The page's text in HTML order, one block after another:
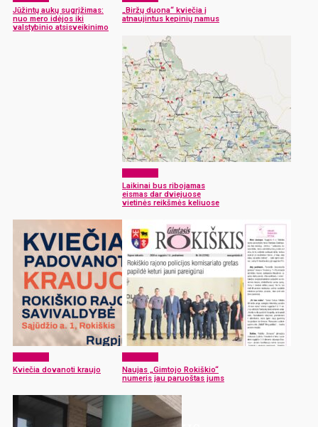
Jūžintų aukų sugrįžimas:
nuo mero idėjos iki
valstybinio atsisveikinimo
„Biržų duona“ kviečia į
atnaujintus kepinių namus
Laikinai bus ribojamas
eismas dar dviejuose
vietinės reikšmės keliuose
Kviečia dovanoti kraujo
Naujas „Gimtojo Rokiškio“
numeris jau paruoštas jums